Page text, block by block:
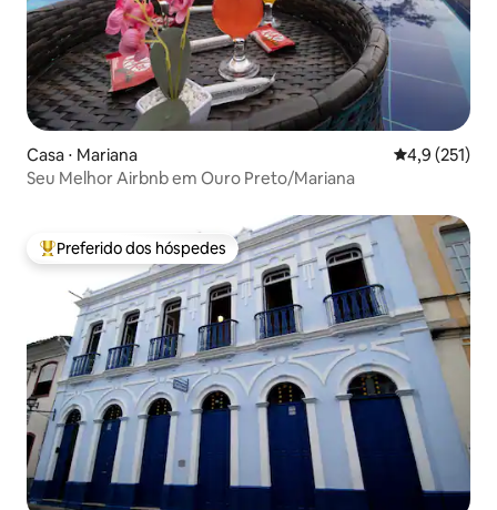
Casa ⋅ Mariana 4,9 de uma
4,9 (251)
Seu Melhor Airbnb em Ouro Preto/Mariana
Entre os melhores preferidos dos hóspedes
Preferido dos hóspedes